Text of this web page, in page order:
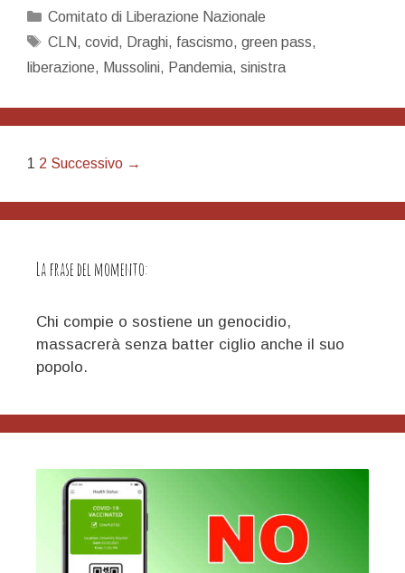
Liberazione
Nazionale
Categorie
Comitato di Liberazione Nazionale
Tag
CLN, covid, Draghi, fascismo, green pass,
liberazione, Mussolini, Pandemia, sinistra
Navigazione
1 2 Successivo →
La frase del momento:
Chi compie o sostiene un genocidio,
massacrerà senza batter ciglio anche il suo
popolo.